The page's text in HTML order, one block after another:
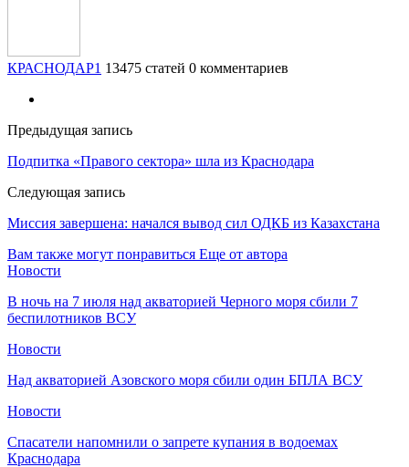
КРАСНОДАР1 13475 статей 0 комментариев
Предыдущая запись
Подпитка «Правого сектора» шла из Краснодара
Следующая запись
Миссия завершена: начался вывод сил ОДКБ из Казахстана
Вам также могут понравиться Еще от автора
Новости
В ночь на 7 июля над акваторией Черного моря сбили 7
беспилотников ВСУ
Новости
Над акваторией Азовского моря сбили один БПЛА ВСУ
Новости
Спасатели напомнили о запрете купания в водоемах
Краснодара